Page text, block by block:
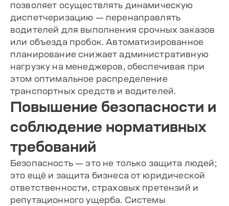
позволяет осуществлять динамическую
диспетчеризацию — перенаправлять
водителей для выполнения срочных заказов
или объезда пробок. Автоматизированное
планирование снижает административную
нагрузку на менеджеров, обеспечивая при
этом оптимальное распределение
транспортных средств и водителей.
Повышение безопасности и
соблюдение нормативных
требований
Безопасность — это не только защита людей;
это ещё и защита бизнеса от юридической
ответственности, страховых претензий и
репутационного ущерба. Системы